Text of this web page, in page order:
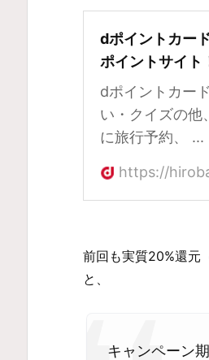
dポイントカー
ポイントサイト
dポイントカー
い・クイズの他
に旅行予約、 ...
https://
前回も実質20%還元
と、
キャンペーン